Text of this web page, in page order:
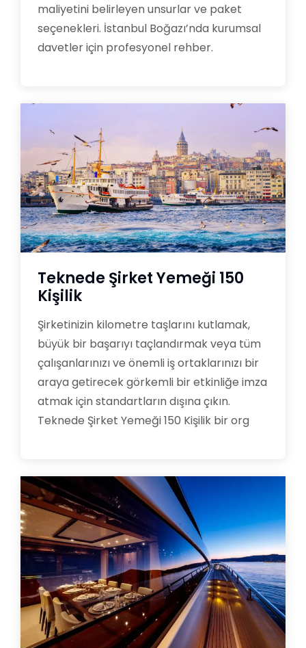
maliyetini belirleyen unsurlar ve paket
seçenekleri. İstanbul Boğazı’nda kurumsal
davetler için profesyonel rehber.
Teknede Şirket Yemeği 150
Kişilik
Şirketinizin kilometre taşlarını kutlamak,
büyük bir başarıyı taçlandırmak veya tüm
çalışanlarınızı ve önemli iş ortaklarınızı bir
araya getirecek görkemli bir etkinliğe imza
atmak için standartların dışına çıkın.
Teknede Şirket Yemeği 150 Kişilik bir org